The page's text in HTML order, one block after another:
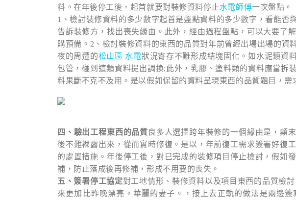
料。在年後停工後，起首就要對裝修資料停止水電師傅一次盤點。
1、檢討裝修資料的多少數字起首是盤點資料的多少數字，看能否
告訴裝修方，找出喪失緣由。此外，經由過程盤點，可以大要了
購預備。 2、檢討裝修資料的東西的品質對年前曾經出場出場的資
夜的周遭的松山區 水電狀況寄存不難形成結塊固化。如水泥類資
包管，碰到這類資料提出調換;此外，乳膠、塗料類的資料應當拆
料果斷不克不及用。是以假如保留的資料呈現東西的品質題目，需
四、驗出工程東西的品質 良多人選擇跨年裝修的一個緣由是，顛
後不難裸露出來，從而實時修復。是以，年前復工需求簽署好復
的處置措施。年後停工後，對已完成的裝修項目停止檢討，假如
補，防止落成後再修補，形成不用要的喪失。
五、簽署停工協定對工地情形、裝修資料以及項目東西的品質檢
來更加比昨晚漂亮。華麗的妻子。，接上去正軌的做法是兩邊